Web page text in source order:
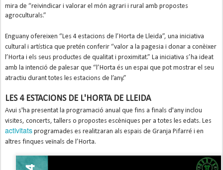
mira de “reivindicar i valorar el món agrari i rural amb propostes
agroculturals.”
Enguany ofereixen “Les 4 estacions de l’Horta de Lleida”, una iniciativa
cultural i artística que pretén conferir “valor a la pagesia i donar a conèixer
l’Horta i els seus productes de qualitat i proximitat.” La iniciativa s’ha ideat
amb la intenció de palesar que “l’Horta és un espai que pot mostrar el seu
atractiu durant totes les estacions de l’any.”
LES 4 ESTACIONS DE L'HORTA DE LLEIDA
Avui s'ha presentat la programació anual que fins a finals d'any inclou
visites, concerts, tallers o propostes escèniques per a totes les edats. Les
activitats programades es realitzaran als espais de Granja Pifarré i en
altres finques veïnals de l’Horta.